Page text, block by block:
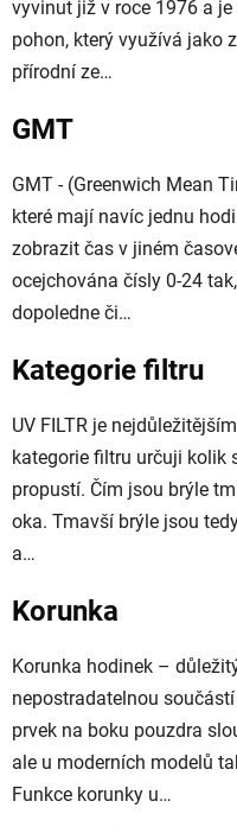
vyvinut již v roce 1976 a
pohon, který využívá jako
přírodní ze…
GMT
GMT - (Greenwich Mean
které mají navíc jednu
zobrazit čas v jiném
ocejchována čísly 0-24
dopoledne či…
Kategorie filtru
UV FILTR je
kategorie filtru určuji kolik
propustí. Čím jsou brýle
oka. Tmavší brýle jsou
a…
Korunka
Korunka hodinek –
nepostradatelnou
prvek na boku pouzdra
ale u moderních modelů
Funkce korunky u…